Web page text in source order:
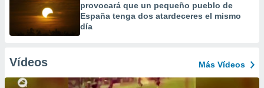
provocará que un pequeño pueblo de
España tenga dos atardeceres el mismo
día
Vídeos Más Vídeos